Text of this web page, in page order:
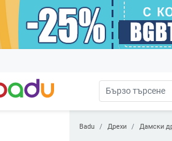
Badu Дрехи Дамски